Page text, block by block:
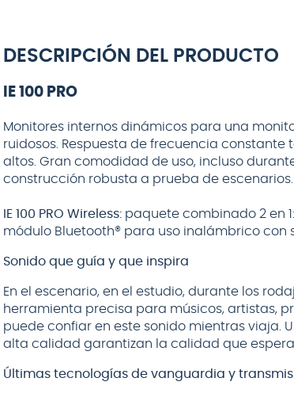
DESCRIPCIÓN DEL PRODUCTO
IE 100 PRO
Monitores internos dinámicos para una
ruidosos. Respuesta de frecuencia
altos. Gran comodidad de uso, incluso
construcción robusta a prueba de escenarios.
IE 100 PRO Wireless: paquete combinado 2 en
módulo Bluetooth® para uso inalámbrico con
Sonido que guía y que inspira
En el escenario, en el estudio, durante los
herramienta precisa para músicos, artistas,
puede confiar en este sonido mientras viaja.
alta calidad garantizan la calidad que
Últimas tecnologías de vanguardia y
$
NO